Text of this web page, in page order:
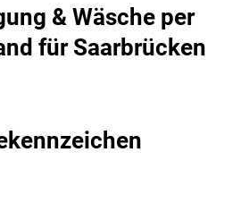
& Wäsche per
für Saarbrücken